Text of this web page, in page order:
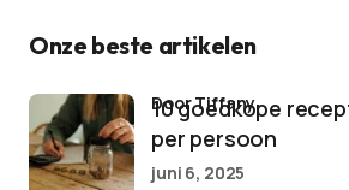
Onze beste artikelen
10 goedkope
per persoon
door Tiffany
juni 6, 2025